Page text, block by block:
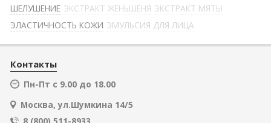
ШЕЛУШЕНИЕ ЭКСТРАКТ ЖЕНЬШЕНЯ ЭКСТРАКТ МЯТЫ
ЭЛАСТИЧНОСТЬ КОЖИ ЭМУЛЬСИЯ ДЛЯ ЛИЦА
Контакты
Пн-Пт с 9.00 до 18.00
Москва, ул.Шумкина 14/5